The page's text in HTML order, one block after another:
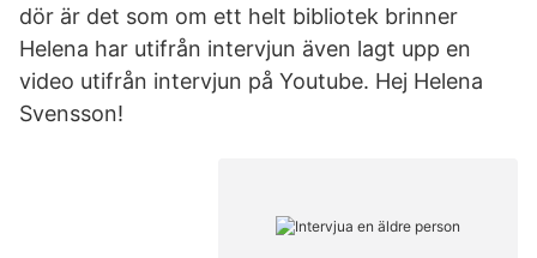
dör är det som om ett helt bibliotek brinner
Helena har utifrån intervjun även lagt upp en
video utifrån intervjun på Youtube. Hej Helena
Svensson!